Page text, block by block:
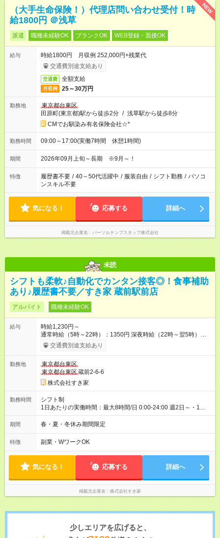
NEW
（大手生命保険！）代理店問い合わせ受付！時
給1800円 ＠浅草
派遣 職種未経験OK ブランクOK WEB登録・面接OK
給与
時給1800円 月収例 252,000円+残業代
交通費別途支給あり
交通費 全額支給
月収例 25～30万円
勤務地
東京都台東区
田原町(東京都)駅から徒歩2分 / 浅草駅から徒歩8分
CMでお馴染み有名保険会社☆*
勤務時間 09:00～17:00(実働7時間 休憩1時間)
期間 2026年09月上旬～長期 ※9月～！
特徴 履歴書不要 / 40～50代活躍中 / 服装自由 / シフト勤務 / パソコ
ンスキル不要
気になる！ 応募する 詳細へ
掲載元企業名 パーソルテンプスタッフ株式会社
未読
シフトも柔軟♪自動化でカンタン接客◎！食事補助
あり♪履歴書不要／すき家 蔵前駅前店
アルバイト 職種未経験OK
給与
時給1,230円～
通常時給（5時～22時）：1350円 深夜時給（22時～翌5時）：
1688円 高校生時給：1230円 【特別手当】早朝手当（5：00-9：
00）時給+150円 【試用期間】試用期間あり 試用期間の長さ：1
30日（※条件変更なし）ですが、切り上げで一ヶ月とさせてい
ただきます。 研修制度あり：15時間(研修中も同時給）
交通費別途支給あり
勤務地
東京都台東区
東京都台東区蔵前2-6-6
株式会社すき家
勤務時間
シフト制
1日あたりの実働時間：最大8時間/日 0:00-24:00 週2日～・1日
2h～OK ＜シフト例＞ 〇朝帯 5:00-9:00 〇昼帯 9:00-14:00 〇午
後帯 14:00-18:00 〇夜帯 18:00-22:00 〇深夜帯 22:00-翌5:00 基
ます♪
期間 春・夏・冬休み期間限定
特徴 副業・WワークOK
気になる！ 応募する 詳細へ
掲載元企業名 株式会社すき家
少しエリアを広げると、